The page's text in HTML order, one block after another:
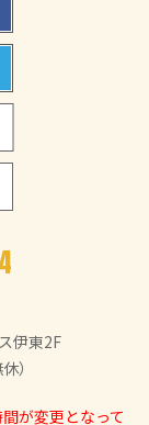
伊東2F
）
が変更となって